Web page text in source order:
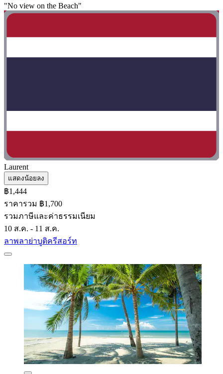
"No view on the Beach"
Laurent
แสดงน้อยลง
฿1,444
ราคารวม ฿1,700
รวมภาษีและค่าธรรมเนียม
10 ส.ค. - 11 ส.ค.
ลาพลาย่าบูติครีสอร์ท